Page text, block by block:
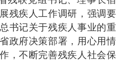
残疾人工作调研，强调要
书记关于残疾人事业的重
政府决策部署，用心用情
，不断完善残疾人社会保